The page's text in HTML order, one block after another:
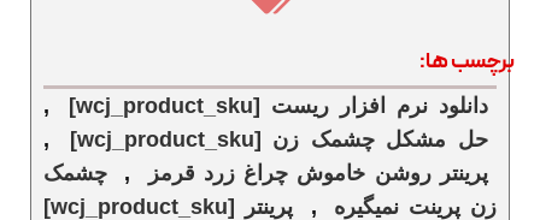
برچسب ها:
دانلود نرم افزار ریست [wcj_product_sku]
,
حل مشکل چشمک زن [wcj_product_sku]
,
پرینتر روشن خاموش چراغ زرد قرمز
,
چشمک
زن پرینت نمیگیره
,
پرینتر [wcj_product_sku]